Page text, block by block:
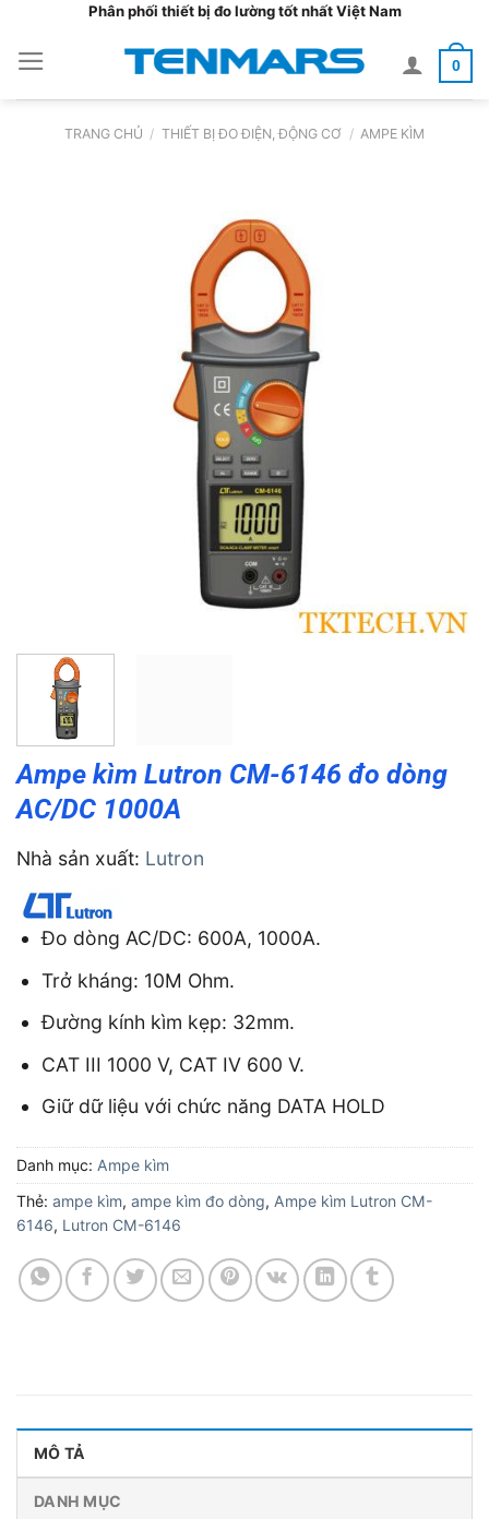
nội
dung
Phân phối thiết bị đo lường tốt nhất Việt Nam
0
TRANG CHỦ / THIẾT BỊ ĐO ĐIỆN, ĐỘNG CƠ / AMPE KÌM
Ampe kìm Lutron CM-6146 đo dòng
AC/DC 1000A
Nhà sản xuất: Lutron
Đo dòng AC/DC: 600A, 1000A.
Trở kháng: 10M Ohm.
Đường kính kìm kẹp: 32mm.
CAT III 1000 V, CAT IV 600 V.
Giữ dữ liệu với chức năng DATA HOLD
Danh mục: Ampe kìm
Thẻ: ampe kìm, ampe kìm đo dòng, Ampe kìm Lutron CM-
6146, Lutron CM-6146
MÔ TẢ
DANH MỤC